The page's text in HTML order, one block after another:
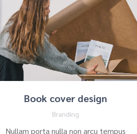
Book cover design
Branding
Nullam porta nulla non arcu tempus